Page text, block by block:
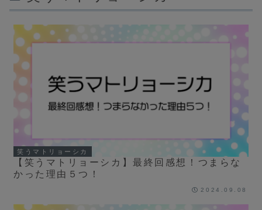
笑うマトリョーシカ
【笑うマトリョーシカ】最終回感想！つまらな
かった理由５つ！
2024.09.08